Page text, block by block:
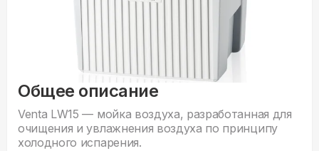
Общее описание
Venta LW15 — мойка воздуха, разработанная для
очищения и увлажнения воздуха по принципу
холодного испарения.